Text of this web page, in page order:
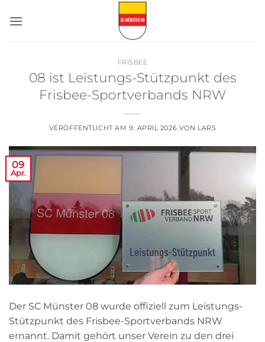
Inhalt
FRISBEE
08 ist Leistungs-Stützpunkt des
Frisbee-Sportverbands NRW
VERÖFFENTLICHT AM 9. APRIL 2026 VON LARS
09
Apr.
Der SC Münster 08 wurde offiziell zum Leistungs-
Stützpunkt des Frisbee-Sportverbands NRW
ernannt. Damit gehört unser Verein zu den drei